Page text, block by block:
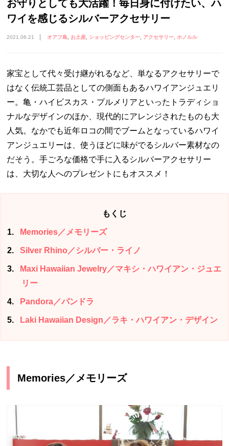
お守りとしても大活躍！毎日身に付けたい、ハ
ワイを感じるシルバーアクセサリー
2021.06.21 オアフ島 お土産 ショッピングセンター アクセサリー ホノルル
家宝として代々受け継がれるなど、単なるアクセサリーで
はなく伝統工芸品としての側面もあるハワイアンジュエリ
ー。亀・ハイビスカス・プルメリアといったトラディショ
ナルなデザインのほか、現代的にアレンジされたものも大
人気。なかでも近年ロコの間でブームとなっているハワイ
アンジュエリーは、使うほどに味がでるシルバー素材なの
だそう。手ごろな価格で手に入るシルバーアクセサリー
は、大切な人へのプレゼントにもオススメ！
もくじ
1 Memories／メモリーズ
2 Silver Rhino／シルバー・ライノ
3
Maxi Hawaiian Jewelry／マキシ・ハワイアン・ジュエ
リー
4 Pandora／パンドラ
5 Laki Hawaiian Design／ラキ・ハワイアン・デザイン
Memories／メモリーズ